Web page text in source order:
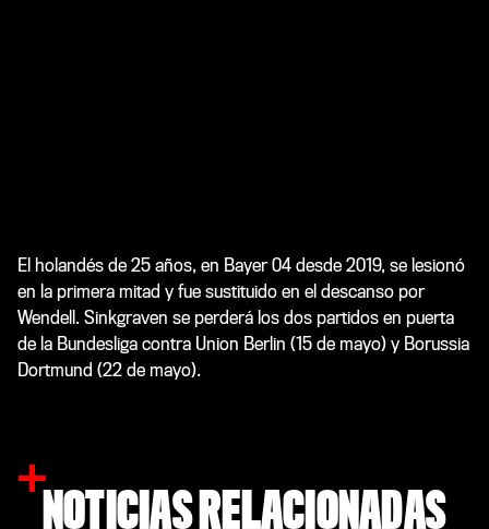
El holandés de 25 años, en Bayer 04 desde 2019, se lesionó
en la primera mitad y fue sustituido en el descanso por
Wendell. Sinkgraven se perderá los dos partidos en puerta
de la Bundesliga contra Union Berlin (15 de mayo) y Borussia
Dortmund (22 de mayo).
NOTICIAS RELACIONADAS